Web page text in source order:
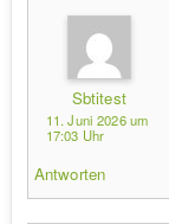
Sbtitest
11. Juni 2026 um
17:03 Uhr
Antworten